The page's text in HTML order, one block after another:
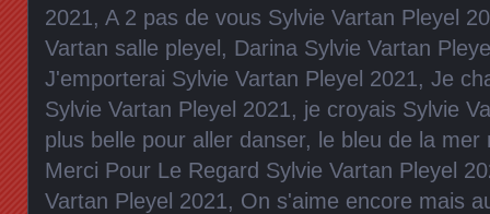
2021, A 2 pas de vous Sylvie Vartan Pleyel
Vartan salle pleyel, Darina Sylvie Vartan
J'emporterai Sylvie Vartan Pleyel 2021, Je
Sylvie Vartan Pleyel 2021, je croyais Sylvie
plus belle pour aller danser, le bleu de la mer
Merci Pour Le Regard Sylvie Vartan Pleyel
Vartan Pleyel 2021, On s'aime encore mais